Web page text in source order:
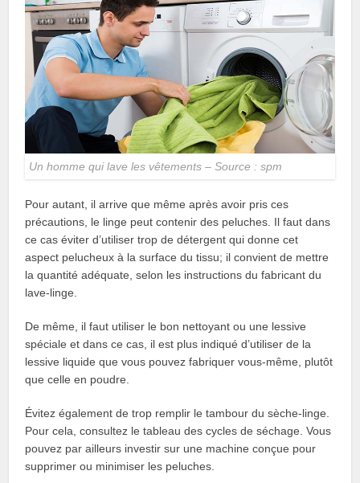
Un homme qui lave les vêtements – Source : spm
Pour autant, il arrive que même après avoir pris ces
précautions, le linge peut contenir des peluches. Il faut dans
ce cas éviter d’utiliser trop de détergent qui donne cet
aspect pelucheux à la surface du tissu; il convient de mettre
la quantité adéquate, selon les instructions du fabricant du
lave-linge.
De même, il faut utiliser le bon nettoyant ou une lessive
spéciale et dans ce cas, il est plus indiqué d’utiliser de la
lessive liquide que vous pouvez fabriquer vous-même, plutôt
que celle en poudre.
Évitez également de trop remplir le tambour du sèche-linge.
Pour cela, consultez le tableau des cycles de séchage. Vous
pouvez par ailleurs investir sur une machine conçue pour
supprimer ou minimiser les peluches.